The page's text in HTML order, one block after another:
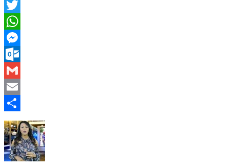
Facebook
Twitter
WhatsApp
Messenger
Outlook.com
Gmail
Email
Compartir